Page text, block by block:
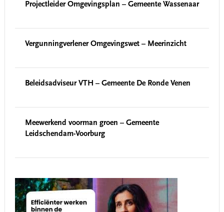
Projectleider Omgevingsplan – Gemeente Wassenaar
Vergunningverlener Omgevingswet – Meerinzicht
Beleidsadviseur VTH – Gemeente De Ronde Venen
Meewerkend voorman groen – Gemeente
Leidschendam-Voorburg